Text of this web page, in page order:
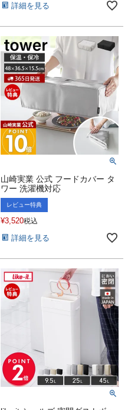
詳細を見る
山崎実業 公式 フードカバー タ
ワー 洗濯機対応
レビュー特典
¥3,520税込
詳細を見る